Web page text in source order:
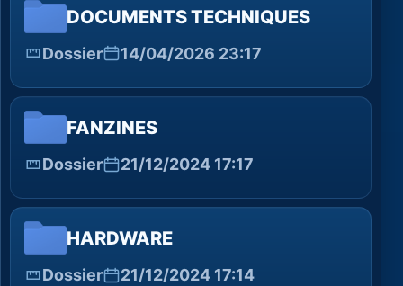
DOCUMENTS TECHNIQUES
Dossier 14/04/2026 23:17
FANZINES
Dossier 21/12/2024 17:17
HARDWARE
Dossier 21/12/2024 17:14